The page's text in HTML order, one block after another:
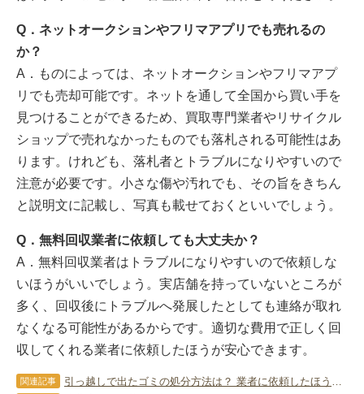
Q．ネットオークションやフリマアプリでも売れるの
か？
A．ものによっては、ネットオークションやフリマアプ
リでも売却可能です。ネットを通して全国から買い手を
見つけることができるため、買取専門業者やリサイクル
ショップで売れなかったものでも落札される可能性はあ
ります。けれども、落札者とトラブルになりやすいので
注意が必要です。小さな傷や汚れでも、その旨をきちん
と説明文に記載し、写真も載せておくといいでしょう。
Q．無料回収業者に依頼しても大丈夫か？
A．無料回収業者はトラブルになりやすいので依頼しな
いほうがいいでしょう。実店舗を持っていないところが
多く、回収後にトラブルへ発展したとしても連絡が取れ
なくなる可能性があるからです。適切な費用で正しく回
収してくれる業者に依頼したほうが安心できます。
関連記事